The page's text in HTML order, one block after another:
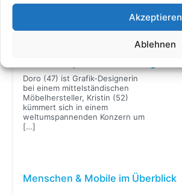
Akzeptieren
Ablehnen
Reiseberichte im Überblick
Menschen & Mobile
Doro (47) ist Grafik-Designerin
bei einem mittelständischen
Möbelhersteller, Kristin (52)
kümmert sich in einem
weltumspannenden Konzern um
[…]
Menschen & Mobile im Überblick